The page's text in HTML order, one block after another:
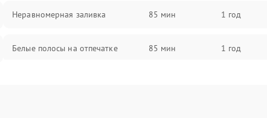
Неравномерная заливка 85 мин 1 год
Белые полосы на отпечатке 85 мин 1 год